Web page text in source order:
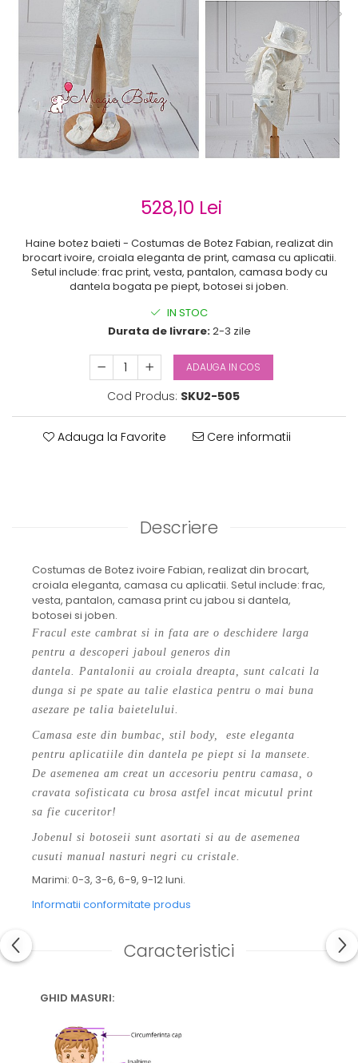
Cercei de aur lungi cu lant
Cercei din aur tortite
Cercei din aur alb
Cercei aur cu surub
528,10 Lei
Haine botez baieti - Costumas de Botez Fabian, realizat din
brocart ivoire, croiala eleganta de print, camasa cu aplicatii.
Setul include: frac print, vesta, pantalon, camasa body cu
dantela bogata pe piept, botosei si joben.
IN STOC
Durata de livrare:2-3 zile
ADAUGA IN COS
Cod Produs: SKU2-505
Adauga la Favorite Cere informatii
Descriere
Costumas de Botez ivoire Fabian, realizat din brocart,
croiala eleganta, camasa cu aplicatii. Setul include: frac,
vesta, pantalon, camasa print cu jabou si dantela,
botosei si joben.
Fracul este cambrat si in fata are o deschidere larga
pentru a descoperi jaboul generos din
dantela. Pantalonii au croiala dreapta, sunt calcati la
dunga si pe spate au talie elastica pentru o mai buna
asezare pe talia baietelului.
Camasa este din bumbac, stil body, este eleganta
pentru aplicatiile din dantela pe piept si la mansete.
De asemenea am creat un accesoriu pentru camasa, o
cravata sofisticata cu brosa astfel incat micutul print
sa fie cuceritor!
Jobenul si botoseii sunt asortati si au de asemenea
cusuti manual nasturi negri cu cristale.
Marimi: 0-3, 3-6, 6-9, 9-12 luni.
Informatii conformitate produs
Caracteristici
GHID MASURI: